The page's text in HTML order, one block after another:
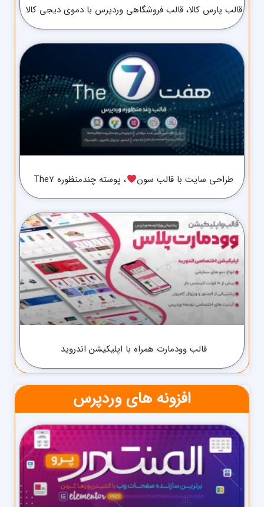
قالب پارس کالا، قالب فروشگاهی وردپرس با دموی دیجی کالا
طراحی سایت با قالب سون ، پوسته چندمنظوره The7
قالب وودمارت همراه با اپلیکیشن اندروید
افزونه های وردپرس